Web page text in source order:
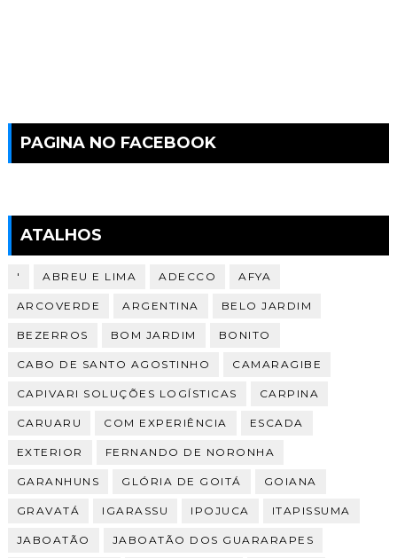
PAGINA NO FACEBOOK
ATALHOS
' ABREU E LIMA ADECCO AFYA
ARCOVERDE ARGENTINA BELO JARDIM
BEZERROS BOM JARDIM BONITO
CABO DE SANTO AGOSTINHO CAMARAGIBE
CAPIVARI SOLUÇÕES LOGÍSTICAS CARPINA
CARUARU COM EXPERIÊNCIA ESCADA
EXTERIOR FERNANDO DE NORONHA
GARANHUNS GLÓRIA DE GOITÁ GOIANA
GRAVATÁ IGARASSU IPOJUCA ITAPISSUMA
JABOATÃO JABOATÃO DOS GUARARAPES